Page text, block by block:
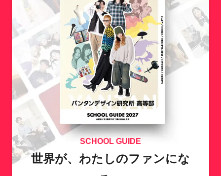
SCHOOL GUIDE
世界が、わたしのファンにな